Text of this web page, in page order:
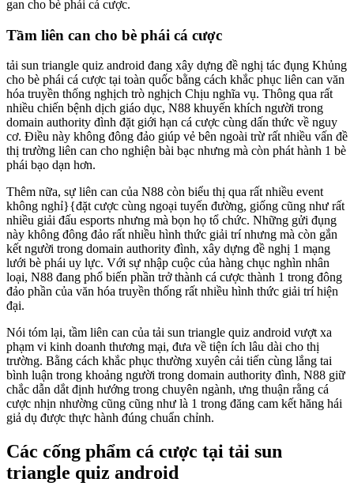
gan cho bè phái cá cược.
Tầm liên can cho bè phái cá cược
tải sun triangle quiz android đang xây dựng đề nghị tác đụng Khủng
cho bè phái cá cược tại toàn quốc bằng cách khắc phục liên can văn
hóa truyền thống nghịch trò nghịch Chịu nghĩa vụ. Thông qua rất
nhiều chiến bệnh dịch giáo dục, N88 khuyến khích người trong
domain authority đình đặt giới hạn cá cược cùng dấn thức về nguy
cơ. Điều này không đông đảo giúp vẻ bên ngoài trừ rất nhiều vấn đề
thị trường liên can cho nghiện bài bạc nhưng mà còn phát hành 1 bè
phái bạo dạn hơn.
Thêm nữa, sự liên can của N88 còn biểu thị qua rất nhiều event
không nghỉ}{đặt cược cùng ngoại tuyến đường, giống cũng như rất
nhiều giải đấu esports nhưng mà bọn họ tổ chức. Những gửi đụng
này không đông đảo rất nhiều hình thức giải trí nhưng mà còn gắn
kết người trong domain authority đình, xây dựng đề nghị 1 mạng
lưới bè phái uy lực. Với sự nhập cuộc của hàng chục nghìn nhân
loại, N88 đang phổ biến phần trở thành cá cược thành 1 trong đông
đảo phần của văn hóa truyền thống rất nhiều hình thức giải trí hiện
đại.
Nói tóm lại, tầm liên can của tải sun triangle quiz android vượt xa
phạm vi kinh doanh thương mại, đưa về tiện ích lâu dài cho thị
trường. Bằng cách khắc phục thường xuyên cải tiến cùng lắng tai
bình luận trong khoảng người trong domain authority đình, N88 giữ
chắc dẫn dắt định hướng trong chuyên ngành, ưng thuận rằng cá
cược nhịn nhường cũng cũng như là 1 trong đăng cam kết hăng hái
giả dụ được thực hành đúng chuẩn chỉnh.
Các cống phẩm cá cược tại tải sun
triangle quiz android